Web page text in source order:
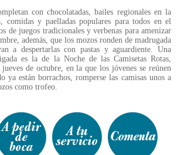
con chocolatadas, bailes regionales en la
comidas y paelladas populares para todos en el
de juegos tradicionales y verbenas para amenizar
además, que los mozos ronden de madrugada
a despertarlas con pastas y aguardiente. Una
es la de la Noche de las Camisetas Rotas,
de octubre, en la que los jóvenes se reúnen
ya están borrachos, romperse las camisas unos a
como trofeo.